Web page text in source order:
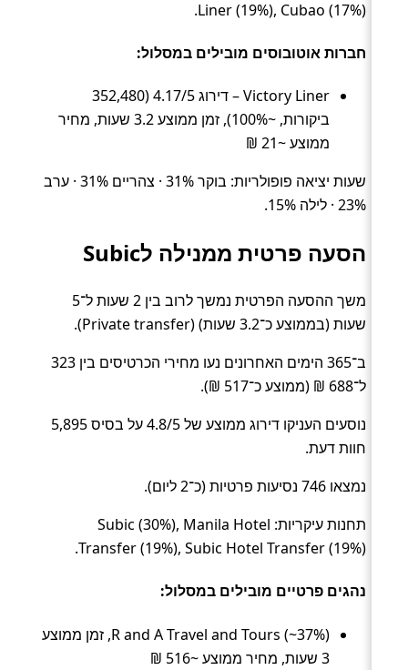
Liner (19%), Cubao (17%).
חברות אוטובוסים מובילים במסלול:
Victory Liner – דירוג 4.17/5 (352,480
ביקורות, ~100%), זמן ממוצע 3.2 שעות, מחיר
ממוצע ~21 ₪
שעות יציאה פופולריות: בוקר 31% · צהריים 31% · ערב
23% · לילה 15%.
הסעה פרטית ממנילה לSubic
משך ההסעה הפרטית נמשך לרוב בין 2 שעות ל־5
שעות (בממוצע כ־3.2 שעות) (Private transfer).
ב־365 הימים האחרונים נעו מחירי הכרטיסים בין 323
ל־688 ₪ (ממוצע כ־517 ₪).
נוסעים העניקו דירוג ממוצע של 4.8/5 על בסיס 5,895
חוות דעת.
נמצאו 746 נסיעות פרטיות (כ־2 ליום).
תחנות עיקריות: Subic (30%), Manila Hotel
Transfer (19%), Subic Hotel Transfer (19%).
נהגים פרטיים מובילים במסלול:
R and A Travel and Tours (~37%), זמן ממוצע
3 שעות, מחיר ממוצע ~516 ₪